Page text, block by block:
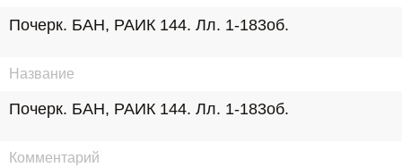
Почерк. БАН, РАИК 144. Лл. 1-183об.
Название
Почерк. БАН, РАИК 144. Лл. 1-183об.
Комментарий